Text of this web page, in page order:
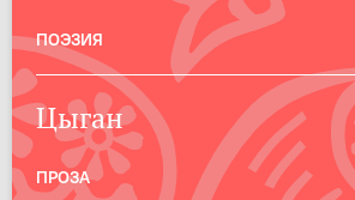
ПОЭЗИЯ
Цыган
ПРОЗА